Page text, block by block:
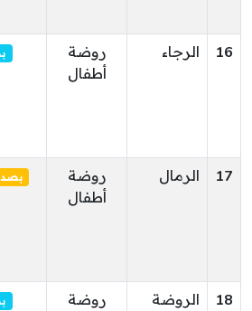
16 الرجاء
روضة
أطفال
17 الرمال
روضة
أطفال
18
الروضة
روضة